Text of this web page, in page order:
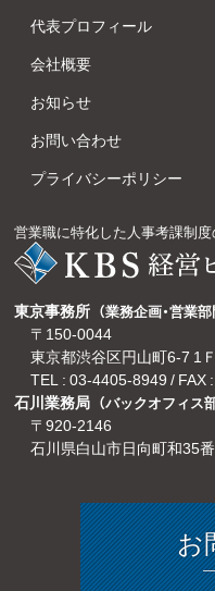
代表プロフィール
会社概要
お知らせ
お問い合わせ
プライバシーポリシー
営業職に特化した人事考課制
東京事務所 （業務企画・営業部
〒150-0044
東京都渋谷区円山町6-7 1Ｆ
TEL : 03-4405-8949 / FAX
石川業務局 （バックオフィス
〒920-2146
石川県白山市日向町和35
お